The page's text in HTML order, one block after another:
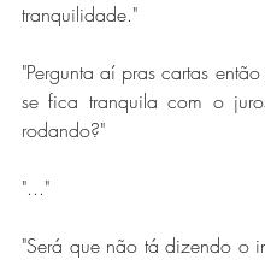
tranquilidade."
"Pergunta aí pras cartas
se fica tranquila com o
rodando?"
"..."
"Será que não tá dizendo o